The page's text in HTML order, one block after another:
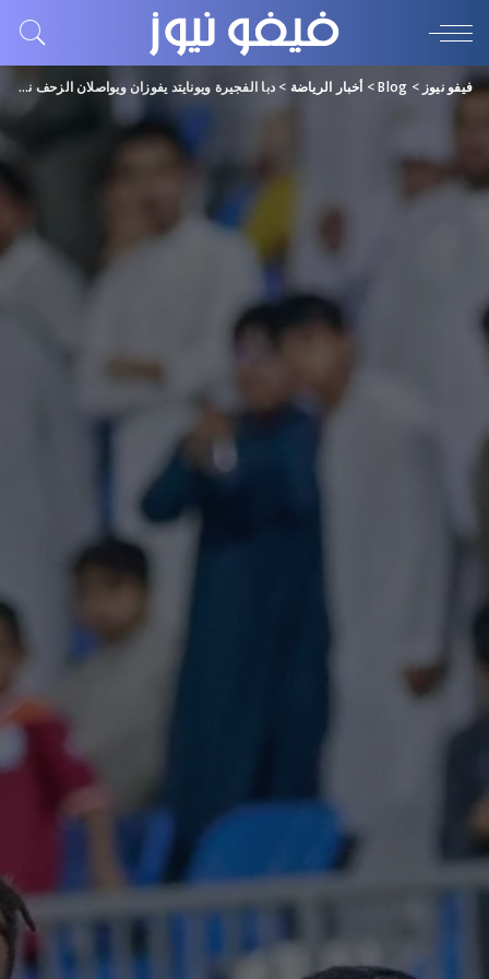
فيفو نيوز >
Blog
> أخبار الرياضة > دبا الفجيرة ويونايتد يفوزان ويواصلان الزحف نحو صدارة “دوري الأولى”